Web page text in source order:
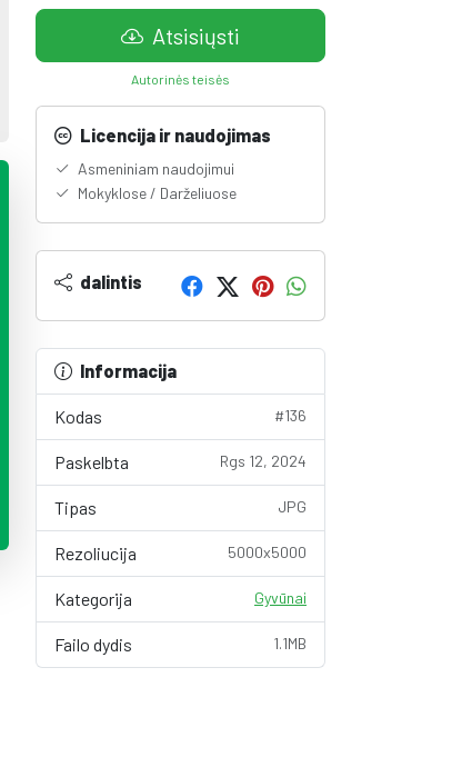
Atsisiųsti
Autorinės teisės
Licencija ir naudojimas
Asmeniniam naudojimui
Mokyklose / Darželiuose
dalintis
Informacija
Kodas #136
Paskelbta Rgs 12, 2024
Tipas JPG
Rezoliucija 5000x5000
Kategorija Gyvūnai
Failo dydis 1.1MB